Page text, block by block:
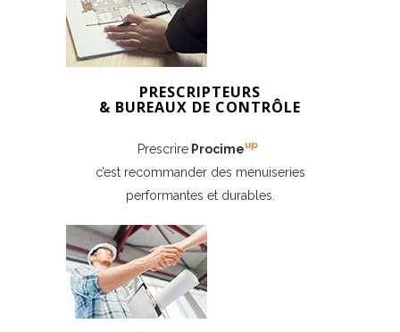
PRESCRIPTEURS
& BUREAUX DE CONTRÔLE
PrescrireProcimeup
c’est recommander des menuiseries
performantes et durables.